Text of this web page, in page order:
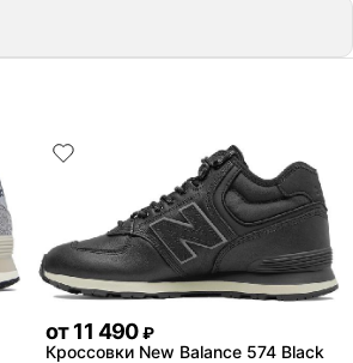
от 11 490 ₽
Кроссовки New Balance 574 Black